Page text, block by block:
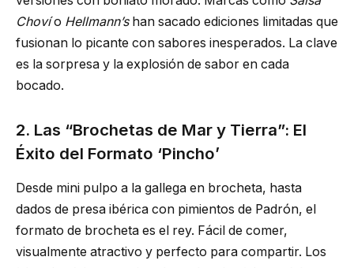
Chovío Hellmann’shan sacado ediciones limitadas que
fusionan lo picante con sabores inesperados. La clave
es la sorpresa y la explosión de sabor en cada
bocado.
2. Las “Brochetas de Mar y Tierra”: El
Éxito del Formato ‘Pincho’
Desde mini pulpo a la gallega en brocheta, hasta
dados de presa ibérica con pimientos de Padrón, el
formato de brocheta es el rey. Fácil de comer,
visualmente atractivo y perfecto para compartir. Los